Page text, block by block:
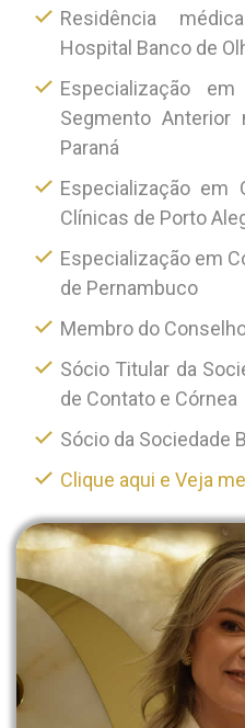
Residência
Hospital Banco de
Especialização
Segmento
Paraná
Especialização em
Clínicas de Porto
Especialização em
de Pernambuco
Membro do
Sócio Titular da
de Contato e Córnea
Sócio da Sociedade
Clique aqui e Veja